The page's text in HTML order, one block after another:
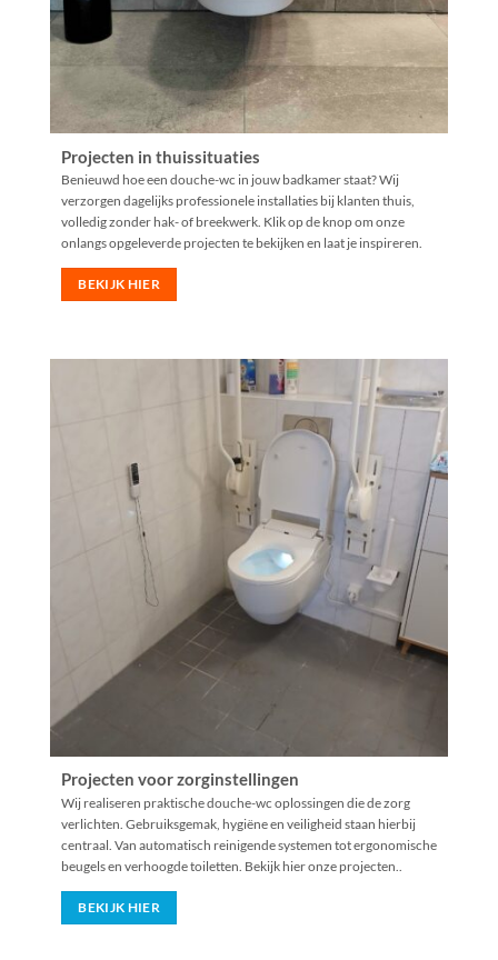
Projecten in thuissituaties
Benieuwd hoe een douche-wc in jouw badkamer staat? Wij
verzorgen dagelijks professionele installaties bij klanten thuis,
volledig zonder hak- of breekwerk. Klik op de knop om onze
onlangs opgeleverde projecten te bekijken en laat je inspireren.
BEKIJK HIER
Projecten voor zorginstellingen
Wij realiseren praktische douche-wc oplossingen die de zorg
verlichten. Gebruiksgemak, hygiëne en veiligheid staan hierbij
centraal. Van automatisch reinigende systemen tot ergonomische
beugels en verhoogde toiletten. Bekijk hier onze projecten..
BEKIJK HIER